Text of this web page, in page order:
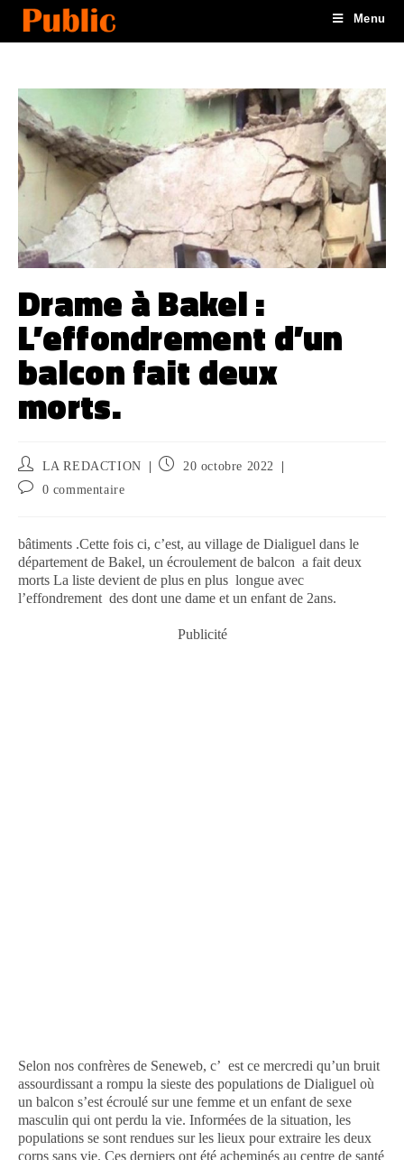
Menu
Drame à Bakel :
L’effondrement d’un
balcon fait deux
morts.
LA REDACTION
20 octobre 2022
0 commentaire
bâtiments .Cette fois ci, c’est, au village de Dialiguel dans le
département de Bakel, un écroulement de balcon a fait deux
morts La liste devient de plus en plus longue avec
l’effondrement des dont une dame et un enfant de 2ans.
Publicité
Selon nos confrères de Seneweb, c’ est ce mercredi qu’un bruit
assourdissant a rompu la sieste des populations de Dialiguel où
un balcon s’est écroulé sur une femme et un enfant de sexe
masculin qui ont perdu la vie. Informées de la situation, les
populations se sont rendues sur les lieux pour extraire les deux
corps sans vie. Ces derniers ont été acheminés au centre de santé